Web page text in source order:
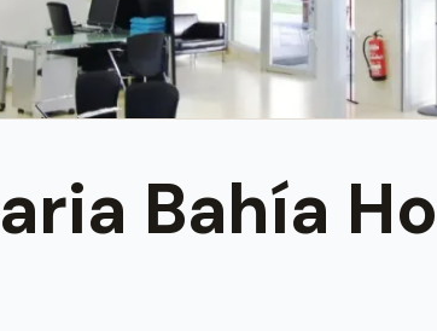
Bahía